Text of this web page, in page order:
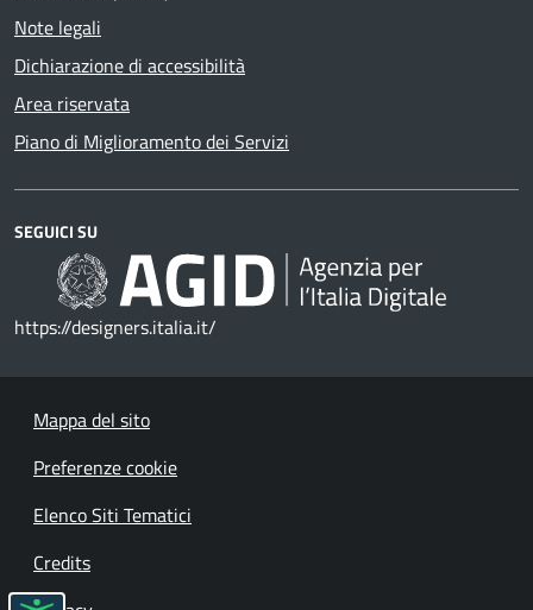
Note legali
Dichiarazione di accessibilità
Area riservata
Piano di Miglioramento dei Servizi
SEGUICI SU
https://designers.italia.it/
Mappa del sito
Preferenze cookie
Elenco Siti Tematici
Credits